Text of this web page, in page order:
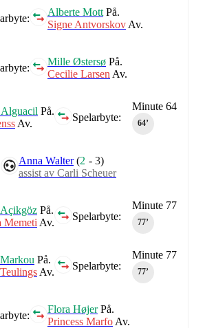
Alberte Mott På.
Signe Antvorskov Av.
Mille Østersø På.
Cecilie Larsen Av.
Minute 64
64‎’‎
Spelarbyte:
På.
Av.
Anna Walter (2 -3)
assist av Carli Scheuer
Minute 77
77‎’‎
Spelarbyte:
På.
Memeti Av.
Minute 77
77‎’‎
Spelarbyte:
På.
Av.
Flora HøjerPå.
Princess Marfo Av.